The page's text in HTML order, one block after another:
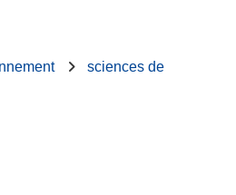
sciences de